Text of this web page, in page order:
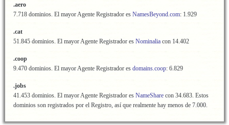
.aero
7.718 dominios. El mayor Agente Registrador es NamesBeyond.com: 1.929
.cat
51.845 dominios. El mayor Agente Registrador es Nominalia con 14.402
.coop
9.470 dominios. El mayor Agente Registrador es domains.coop: 6.829
.jobs
41.453 dominios. El mayor Agente Registrador es NameShare con 34.683. Estos
dominios son registrados por el Registro, así que realmente hay menos de 7.000.